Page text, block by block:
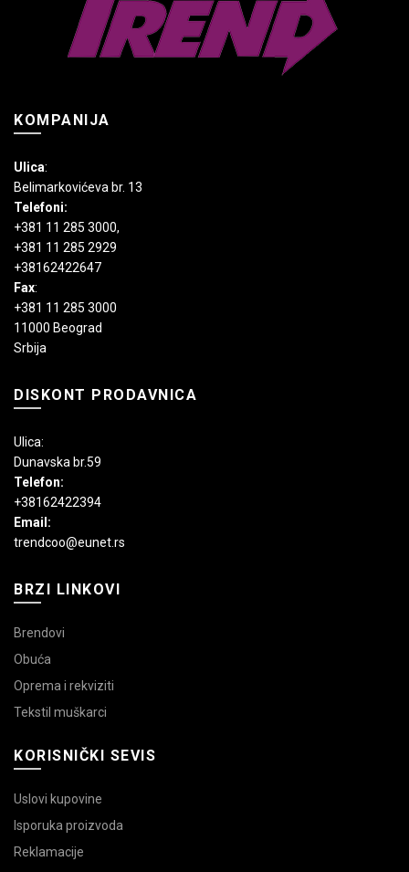
KOMPANIJA
Ulica:
Belimarkovićeva br. 13
Telefoni:
+381 11 285 3000,
+381 11 285 2929
+38162422647
Fax:
+381 11 285 3000
11000 Beograd
Srbija
DISKONT PRODAVNICA
Ulica:
Dunavska br.59
Telefon:
+38162422394
Email:
trendcoo@eunet.rs
BRZI LINKOVI
Brendovi
Obuća
Oprema i rekviziti
Tekstil muškarci
KORISNIČKI SEVIS
Uslovi kupovine
Isporuka proizvoda
Reklamacije